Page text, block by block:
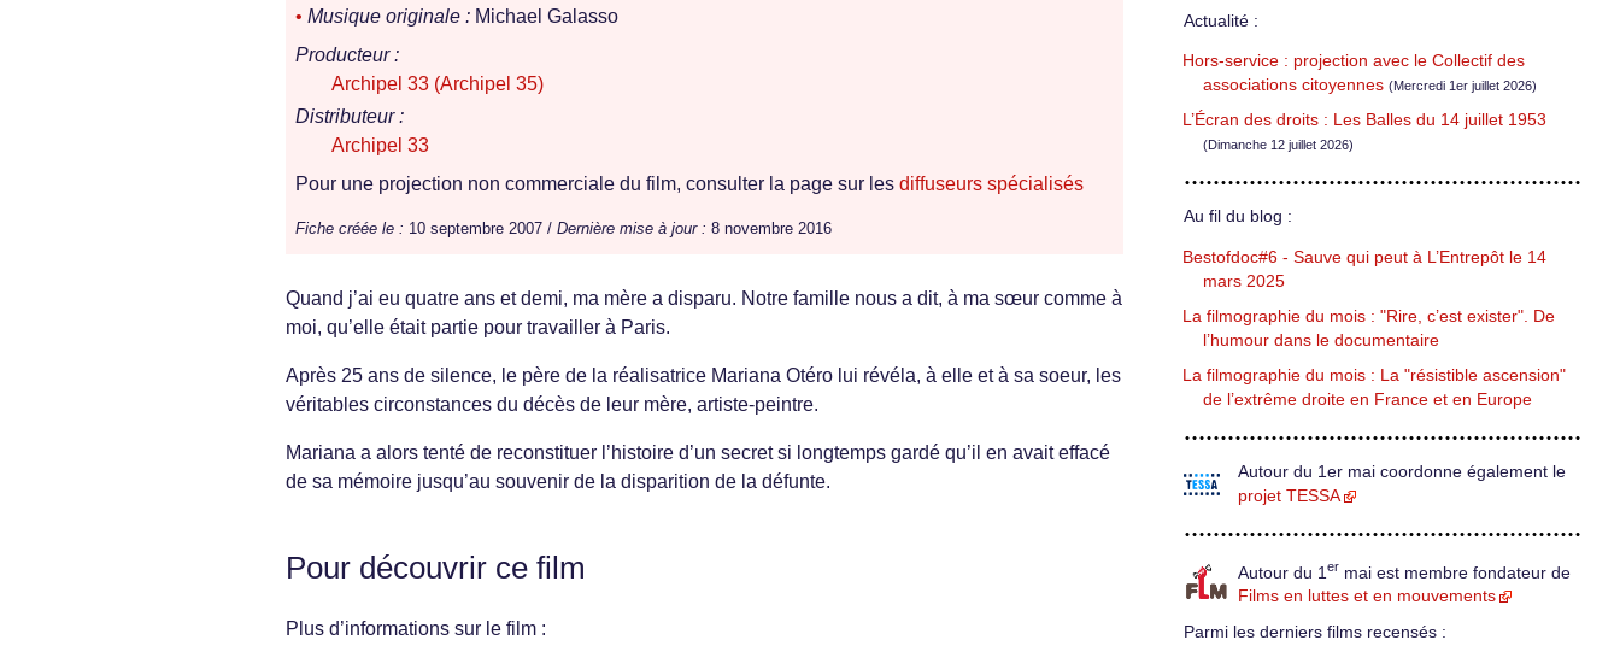
• Musique originale : Michael Galasso
Producteur :
Archipel 33 (Archipel 35)
Distributeur :
Archipel 33
Pour une projection non commerciale du film, consulter la page sur les diffuseurs spécialisés
Fiche créée le : 10 septembre 2007 / Dernière mise à jour : 8 novembre 2016
Quand j’ai eu quatre ans et demi, ma mère a disparu. Notre famille nous a dit, à ma sœur comme à
moi, qu’elle était partie pour travailler à Paris.
Après 25 ans de silence, le père de la réalisatrice Mariana Otéro lui révéla, à elle et à sa soeur, les
véritables circonstances du décès de leur mère, artiste-peintre.
Mariana a alors tenté de reconstituer l’histoire d’un secret si longtemps gardé qu’il en avait effacé
de sa mémoire jusqu’au souvenir de la disparition de la défunte.
Pour découvrir ce film
Plus d’informations sur le film :
Actualité :
Hors-service : projection avec le Collectif des
associations citoyennes (Mercredi 1er juillet 2026)
L’Écran des droits : Les Balles du 14 juillet 1953
(Dimanche 12 juillet 2026)
Au fil du blog :
Bestofdoc#6 - Sauve qui peut à L’Entrepôt le 14
mars 2025
La filmographie du mois : "Rire, c’est exister". De
l’humour dans le documentaire
La filmographie du mois : La "résistible ascension"
de l’extrême droite en France et en Europe
Autour du 1er mai coordonne également le
projet TESSA
Autour du 1 er mai est membre fondateur de
Films en luttes et en mouvements
Parmi les derniers films recensés :